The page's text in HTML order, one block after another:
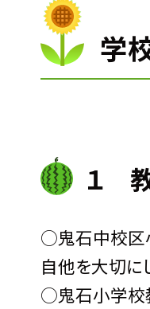
学
１
○鬼石中校区
自他を大切に
○鬼石小学校